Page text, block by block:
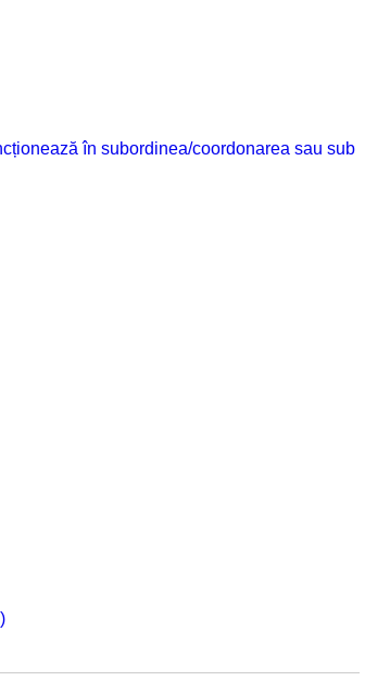
în subordinea/coordonarea sau sub